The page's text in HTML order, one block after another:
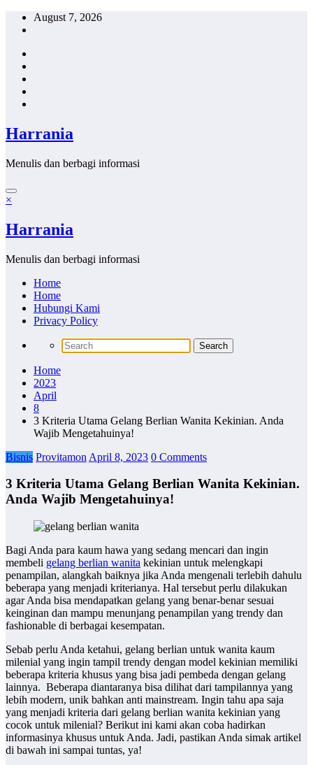
Skip
August 7, 2026
Harrania
Menulis dan berbagi informasi
×
Harrania
Menulis dan berbagi informasi
Home
Home
Hubungi Kami
Privacy Policy
Home
2023
April
8
3 Kriteria Utama Gelang Berlian Wanita Kekinian. Anda
Wajib Mengetahuinya!
Bisnis Provitamon April 8, 2023 0 Comments
3 Kriteria Utama Gelang Berlian Wanita Kekinian.
Anda Wajib Mengetahuinya!
Bagi Anda para kaum hawa yang sedang mencari dan ingin
membeli gelang berlian wanita kekinian untuk melengkapi
penampilan, alangkah baiknya jika Anda mengenali terlebih dahulu
beberapa yang menjadi kriterianya. Hal tersebut perlu dilakukan
agar Anda bisa mendapatkan gelang yang benar-benar sesuai
keinginan dan mampu menunjang penampilan yang trendy dan
fashionable di berbagai kesempatan.
Sebab perlu Anda ketahui, gelang berlian untuk wanita kaum
milenial yang ingin tampil trendy dengan model kekinian memiliki
beberapa kriteria khusus yang bisa jadi pembeda dengan gelang
lainnya. Beberapa diantaranya bisa dilihat dari tampilannya yang
lebih modern, unik bahkan anti mainstream. Ingin tahu apa saja
yang menjadi kriteria dari gelang berlian wanita kekinian yang
cocok untuk milenial? Berikut ini kami akan coba hadirkan
informasinya khusus untuk Anda. Jadi, pastikan Anda simak artikel
di bawah ini sampai tuntas, ya!